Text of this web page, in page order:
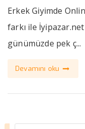
Erkek Giyimde
farkı ile
günümüzde pek ç...
Devamını oku